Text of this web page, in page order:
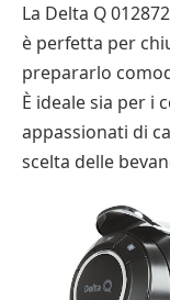
La Delta Q
è perfetta per
prepararlo
È ideale sia per i
appassionati di
scelta delle